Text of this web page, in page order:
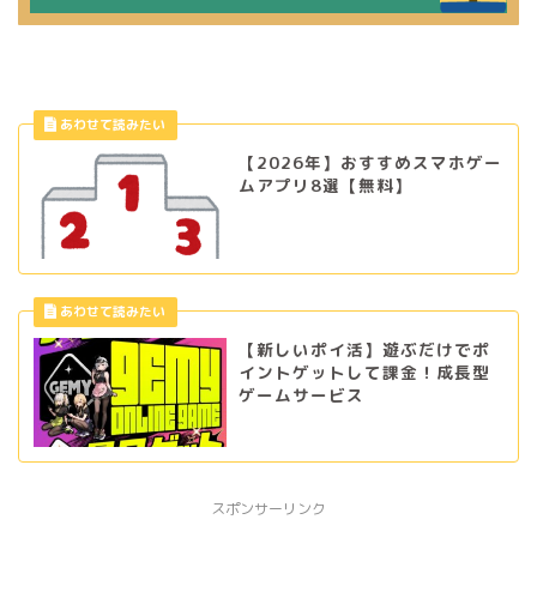
【2026年】おすすめスマホゲー
ムアプリ8選【無料】
【新しいポイ活】遊ぶだけでポ
イントゲットして課金！成長型
ゲームサービス
スポンサーリンク